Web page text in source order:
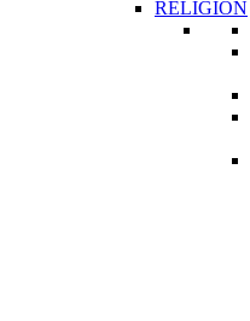
RELIGION